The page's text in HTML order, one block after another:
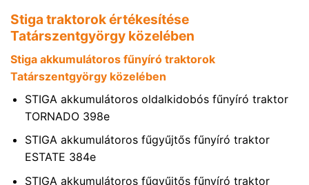
Stiga traktorok értékesítése
Tatárszentgyörgy közelében
Stiga akkumulátoros fűnyíró traktorok
Tatárszentgyörgy közelében
STIGA akkumulátoros oldalkidobós fűnyíró traktor
TORNADO 398e
STIGA akkumulátoros fűgyűjtős fűnyíró traktor
ESTATE 384e
STIGA akkumulátoros fűgyűjtős fűnyíró traktor